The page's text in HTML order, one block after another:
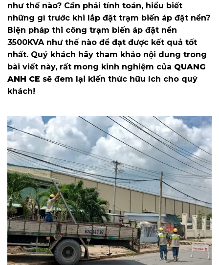
như thế nào? Cần phải tính toán, hiểu biết
những gì trước khi lắp đặt trạm biến áp đặt nền?
Biện pháp thi công trạm biến áp đặt nền
3500KVA như thế nào để đạt được kết quả tốt
nhất. Quý khách hãy tham khảo nội dung trong
bài viết này, rất mong kinh nghiệm của QUANG
ANH CE sẽ đem lại kiến thức hữu ích cho quý
khách!